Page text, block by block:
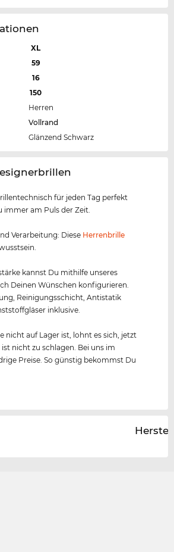
XL
59
16
150
Herren
Vollrand
Glänzend Schwarz
für jeden Tag perfekt
immer am Puls der Zeit.
Verarbeitung: Diese Herrenbrille
kannst Du mithilfe unseres
Deinen Wünschen konfigurieren.
Reinigungsschicht, Antistatik
inklusive.
nicht auf Lager ist, lohnt es sich, jetzt
nicht zu schlagen. Bei uns im
Preise. So günstig bekommst Du